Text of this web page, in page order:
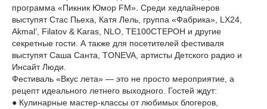
программа «Пикник Юмор FM». Среди хедлайнеров
выступят Стас Пьеха, Катя Лель, группа «Фабрика», LX24,
Akmal’, Filatov & Karas, NLO, ТЕ100СТЕРОН и другие
секретные гости. А также для посетителей фестиваля
выступят Саша Санта, TONEVA, артисты Детского радио и
Инсайт Люди.
Фестиваль «Вкус лета» — это не просто мероприятие, а
рецепт идеального летнего выходного. Гостей ждут:
● Кулинарные мастер-классы от любимых блогеров,